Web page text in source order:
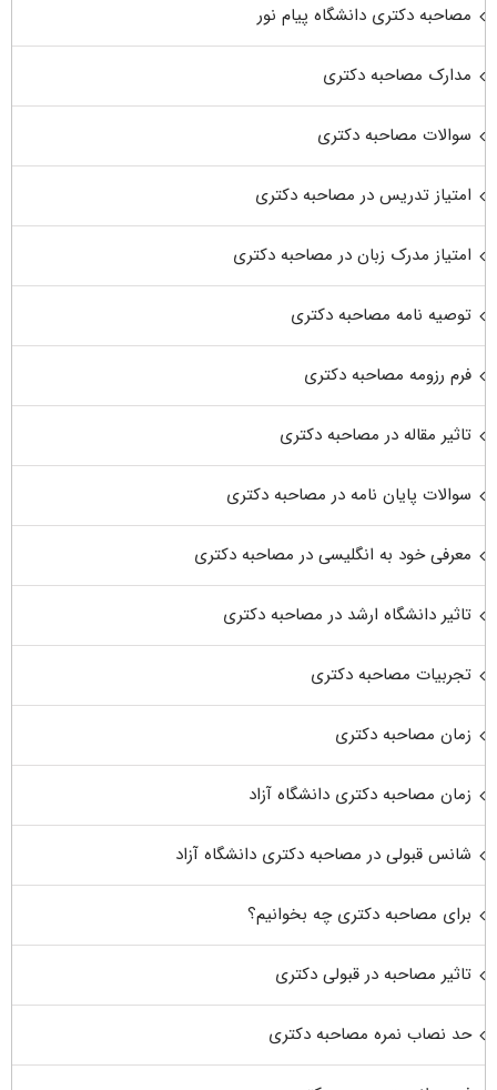
مصاحبه دکتری دانشگاه پیام نور
مدارک مصاحبه دکتری
سوالات مصاحبه دکتری
امتیاز تدریس در مصاحبه دکتری
امتیاز مدرک زبان در مصاحبه دکتری
توصیه نامه مصاحبه دکتری
فرم رزومه مصاحبه دکتری
تاثیر مقاله در مصاحبه دکتری
سوالات پایان نامه در مصاحبه دکتری
معرفی خود به انگلیسی در مصاحبه دکتری
تاثیر دانشگاه ارشد در مصاحبه دکتری
تجربیات مصاحبه دکتری
زمان مصاحبه دکتری
زمان مصاحبه دکتری دانشگاه آزاد
شانس قبولی در مصاحبه دکتری دانشگاه آزاد
برای مصاحبه دکتری چه بخوانیم؟
تاثیر مصاحبه در قبولی دکتری
حد نصاب نمره مصاحبه دکتری